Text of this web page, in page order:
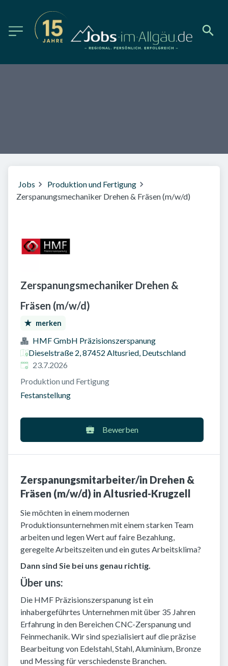
Jobs
Produktion und Fertigung
Zerspanungsmechaniker Drehen & Fräsen (m/w/d)
Zerspanungsmechaniker Drehen &
Fräsen (m/w/d)
merken
HMF GmbH Präzisionszerspanung
Dieselstraße 2, 87452 Altusried, Deutschland
Veröffentlicht am
23.7.2026
Produktion und Fertigung
Festanstellung
Bewerben
Zerspanungsmitarbeiter/in Drehen &
Fräsen (m/w/d) in Altusried-Krugzell
Sie möchten in einem modernen
Produktionsunternehmen mit einem starken Team
arbeiten und legen Wert auf faire Bezahlung,
geregelte Arbeitszeiten und ein gutes Arbeitsklima?
Dann sind Sie bei uns genau richtig.
Über uns:
Die HMF Präzisionszerspanung ist ein
inhabergeführtes Unternehmen mit über 35 Jahren
Erfahrung in den Bereichen CNC-Zerspanung und
Feinmechanik. Wir sind spezialisiert auf die präzise
Bearbeitung von Edelstahl, Stahl, Aluminium, Bronze
und Messing für verschiedenste Branchen.